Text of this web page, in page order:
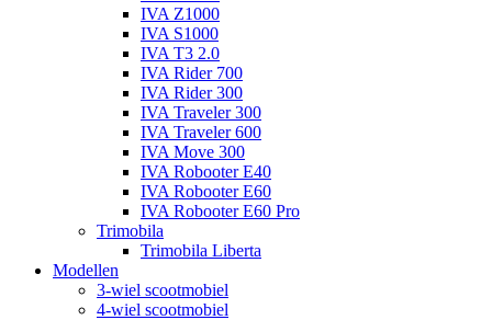
IVA Z1000
IVA S1000
IVA T3 2.0
IVA Rider 700
IVA Rider 300
IVA Traveler 300
IVA Traveler 600
IVA Move 300
IVA Robooter E40
IVA Robooter E60
IVA Robooter E60 Pro
Trimobila
Trimobila Liberta
Modellen
3-wiel scootmobiel
4-wiel scootmobiel